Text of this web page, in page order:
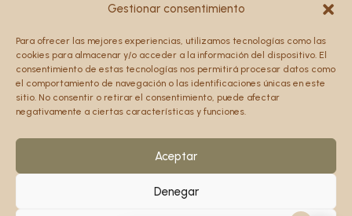
Gestionar consentimiento
Para ofrecer las mejores experiencias, utilizamos tecnologías como las
cookies para almacenar y/o acceder a la información del dispositivo. El
consentimiento de estas tecnologías nos permitirá procesar datos como
el comportamiento de navegación o las identificaciones únicas en este
sitio. No consentir o retirar el consentimiento, puede afectar
negativamente a ciertas características y funciones.
Aceptar
Denegar
son únicamente los del autor o autores y no reflejan
necesariamente los de la Unión Europea o la Comisión
Europea.
Ni la Unión Europea ni la Comisión Europea pueden ser